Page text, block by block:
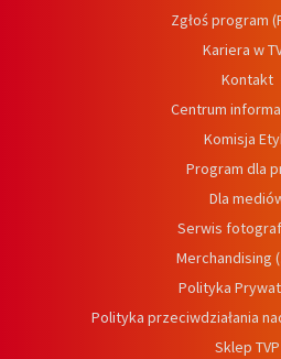
Zgłoś program
Kariera w
Kontakt
Centrum
Komisja
Program dla
Dla
Serwis
Merchandising
Polityka
Polityka przeciwdziałania
Sklep TVP